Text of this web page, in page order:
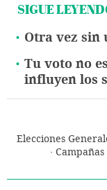
SIGUE
Otra vez sin
Tu voto no
influyen los
Elecciones